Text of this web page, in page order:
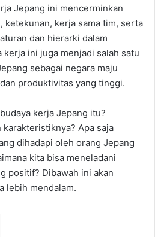
Jepang ini mencerminkan
kerja sama tim, serta
dan hierarki dalam
kerja ini juga menjadi salah satu
sebagai negara maju
produktivitas yang tinggi.
kerja Jepang itu?
Apa saja
dihadapi oleh orang Jepang
kita bisa meneladani
positif? Dibawah ini akan
lebih mendalam.